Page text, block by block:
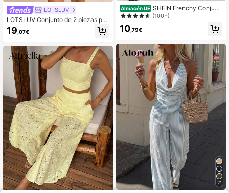
LOTSLUV
LOTSLUV Conjunto de 2 piezas par
a mujer de top y shorts con tirantes
finos, sin mangas, fruncido y volant
illo, verde y fucsia, casual para vac
aciones de primavera/verano
19 ,07€
Almacén UE SHEIN Frenchy Conjunt
o de dos piezas de camiseta de tira
aricoque para mujer, atuendo casua
o de verano, atuendo de vacacione
s en la isla para mujer
(100+)
10 ,79€
21